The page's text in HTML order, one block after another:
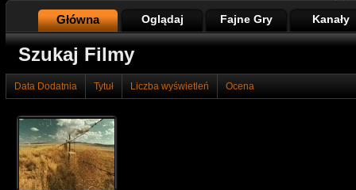
Główna Oglądaj Fajne Gry Kanały
Szukaj Filmy
Data Dodatnia Tytuł Liczba wyświetleń Ocena